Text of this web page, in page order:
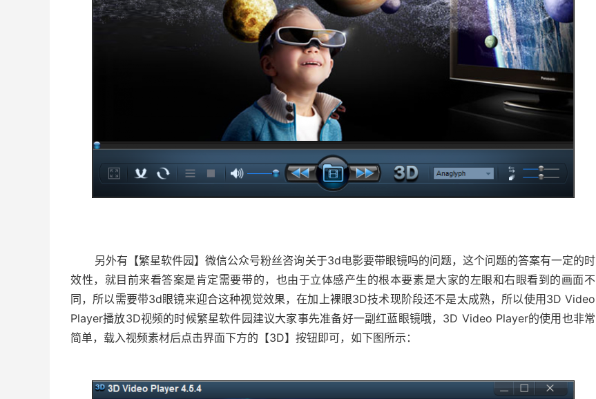
另外有【繁星软件园】微信公众号粉丝咨询关于3d电影要带眼镜吗的问题，这个问题的答案有一定的时
效性，就目前来看答案是肯定需要带的，也由于立体感产生的根本要素是大家的左眼和右眼看到的画面不
同，所以需要带3d眼镜来迎合这种视觉效果，在加上裸眼3D技术现阶段还不是太成熟，所以使用3D Video
Player播放3D视频的时候繁星软件园建议大家事先准备好一副红蓝眼镜哦，3D Video Player的使用也非常
简单，载入视频素材后点击界面下方的【3D】按钮即可，如下图所示：